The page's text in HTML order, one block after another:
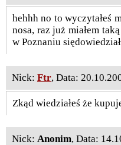
hehhh no to wyczytałeś
nosa, raz już miałem
w Poznaniu
Nick: Ftr, Data:
Zkąd wiedziałeś że
Nick: Anonim, Data: